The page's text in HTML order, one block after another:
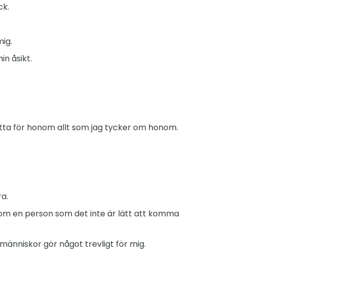
åsikt.
för honom allt som jag tycker om honom.
en person som det inte är lätt att komma
gör något trevligt för mig.